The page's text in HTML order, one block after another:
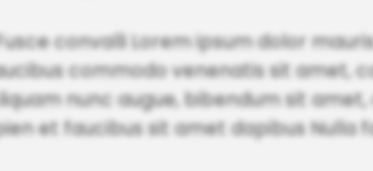
convalli Lorem ipsum dolor
commodo venenatis sit amet,
nunc augue, bibendum sit
et faucibus sit amet dapibus Nulla